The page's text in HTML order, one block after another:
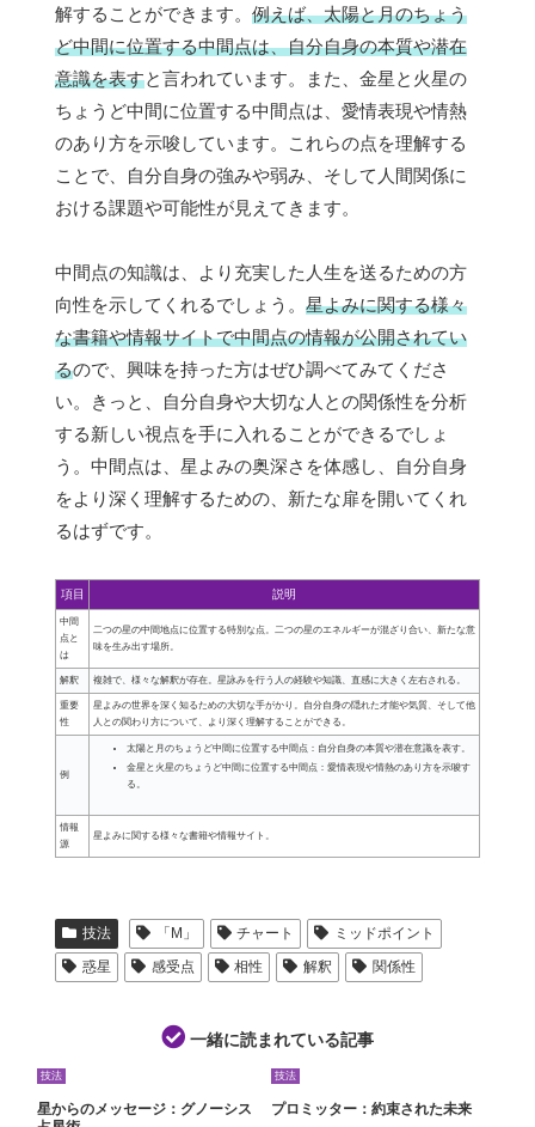
解することができます。 例えば、太陽と月のちょう
ど中間に位置する中間点は、自分自身の本質や潜在
意識を表すと言われています。また、金星と火星の
ちょうど中間に位置する中間点は、愛情表現や情熱
のあり方を示唆しています。これらの点を理解する
ことで、自分自身の強みや弱み、そして人間関係に
おける課題や可能性が見えてきます。
中間点の知識は、より充実した人生を送るための方
向性を示してくれるでしょう。 星よみに関する様々
な書籍や情報サイトで中間点の情報が公開されてい
るので、興味を持った方はぜひ調べてみてくださ
い。きっと、自分自身や大切な人との関係性を分析
する新しい視点を手に入れることができるでしょ
う。中間点は、星よみの奥深さを体感し、自分自身
をより深く理解するための、新たな扉を開いてくれ
るはずです。
項目 説明
中間
点と
は
二つの星の中間地点に位置する特別な点。二つの星のエネルギーが混ざり合い、新たな意
味を生み出す場所。
解釈 複雑で、様々な解釈が存在。星詠みを行う人の経験や知識、直感に大きく左右される。
重要
性
星よみの世界を深く知るための大切な手がかり。自分自身の隠れた才能や気質、そして他
人との関わり方について、より深く理解することができる。
例
太陽と月のちょうど中間に位置する中間点：自分自身の本質や潜在意識を表す。
金星と火星のちょうど中間に位置する中間点：愛情表現や情熱のあり方を示唆す
る。
情報
源
星よみに関する様々な書籍や情報サイト。
技法 「M」 チャート
ミッドポイント
惑星
感受点 相性 解釈 関係性
一緒に読まれている記事
技法
星からのメッセージ：グノーシス
技法
プロミッター：約束された未来